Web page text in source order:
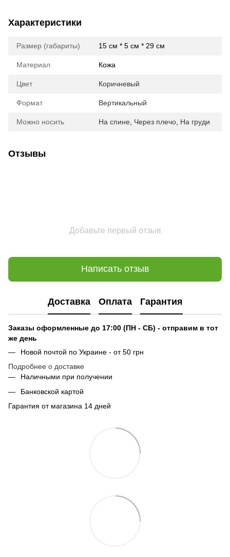
Характеристики
Размер (габариты) 15 см * 5 см * 29 см
Материал Кожа
Цвет Коричневый
Формат Вертикальный
Можно носить На спине Через плечо На груди
Отзывы
Добавьте первый отзыв
Написать отзыв
Доставка Оплата Гарантия
Заказы оформленные до 17:00 (ПН - СБ) - отправим в тот
же день
Новой почтой по Украине - от 50 грн
Подробнее о доставке
Наличными при получении
Банковской картой
Гарантия от магазина 14 дней